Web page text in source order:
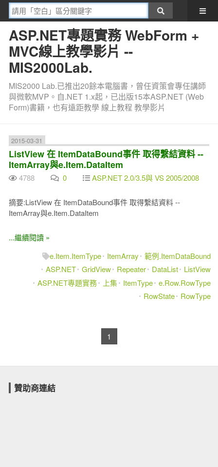
ASP.NET專題實務 WebForm +
MVC線上教學影片 --
MIS2000Lab.
MIS2000 Lab.已推出20餘本電腦書，曾任資策會專任講師
與微軟MVP。自.NET 1.x起，已出版15本ASP.NET (Web
Form)書籍，也有遠距教學 線上教程 教學影片
2015-03-31
ListView 在 ItemDataBound事件 取得繫結資料 --
ItemArray與e.Item.DataItem
4788 0 ASP.NET 2.0/3.5與 VS 2005/2008
摘要:ListView 在 ItemDataBound事件 取得繫結資料 --
ItemArray與e.Item.DataItem
...繼續閱讀 »
e.Item.ItemType
ItemArray
範例.ItemDataBound
ASP.NET GridView Repeater DataList
ListView
ASP.NET專題實務
上集 ItemType e.Row.RowType
RowState
RowType
1
贊助商連結